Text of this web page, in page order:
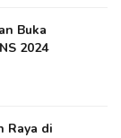
Buka
2024
Raya di